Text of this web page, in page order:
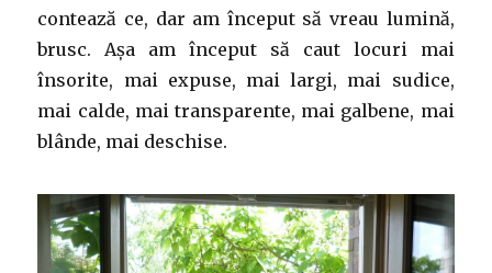
contează ce, dar am început să vreau lumină,
brusc. Așa am început să caut locuri mai
însorite, mai expuse, mai largi, mai sudice,
mai calde, mai transparente, mai galbene, mai
blânde, mai deschise.